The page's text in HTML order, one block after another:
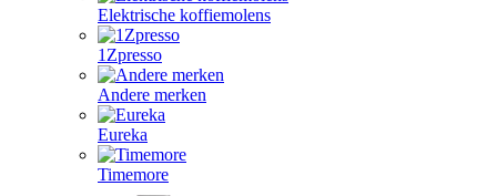
Elektrische koffiemolens
1Zpresso
Andere merken
Eureka
Timemore